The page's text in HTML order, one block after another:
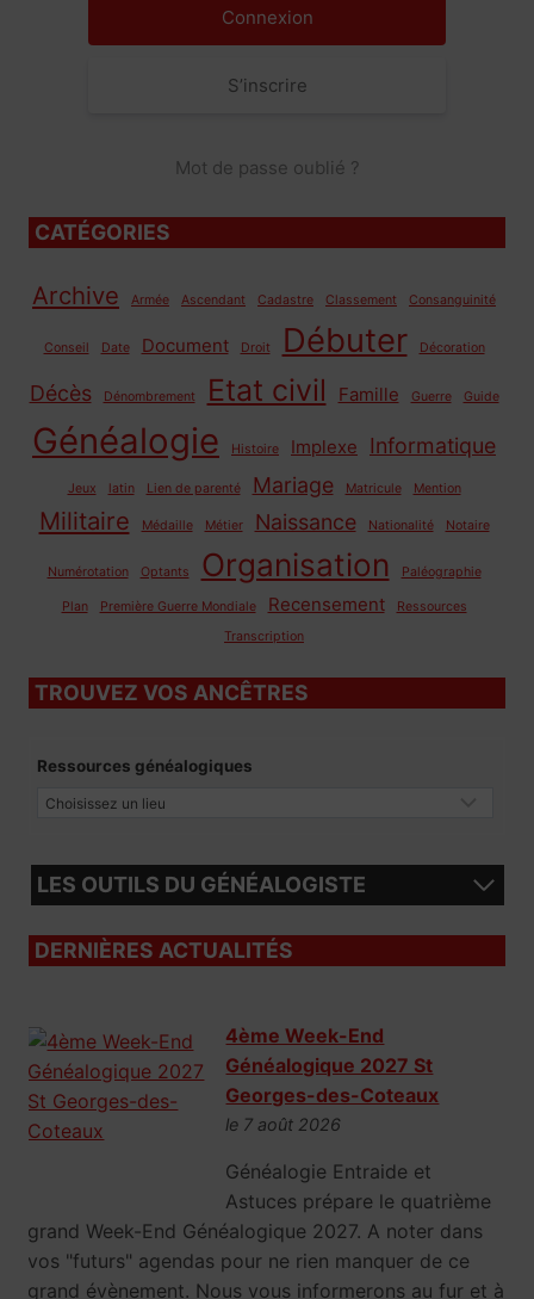
S’inscrire
Mot de passe oublié ?
CATÉGORIES
Archive Armée Ascendant Cadastre Classement Consanguinité
Conseil Date Document Droit Débuter Décoration
Décès Dénombrement Etat civil Famille Guerre Guide
Généalogie Histoire Implexe Informatique
Jeux latin Lien de parenté Mariage Matricule Mention
Militaire Médaille Métier Naissance Nationalité Notaire
Numérotation Optants Organisation Paléographie
Plan Première Guerre Mondiale Recensement
Ressources
Transcription
TROUVEZ VOS ANCÊTRES
Ressources généalogiques
LES OUTILS DU GÉNÉALOGISTE
DERNIÈRES ACTUALITÉS
4ème Week-End
Généalogique 2027 St
Georges-des-Coteaux
le 7 août 2026
Généalogie Entraide et
Astuces prépare le quatrième
grand Week-End Généalogique 2027. A noter dans
vos "futurs" agendas pour ne rien manquer de ce
grand évènement. Nous vous informerons au fur et à